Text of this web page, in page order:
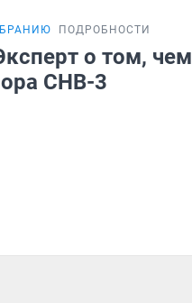
ПОДРОБНОСТИ
о том, чем
СНВ-3